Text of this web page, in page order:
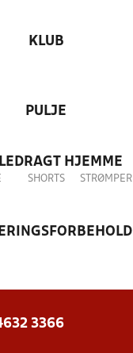
KLUB
PULJE
HJEMME
SHORTS STRØMPER
3366